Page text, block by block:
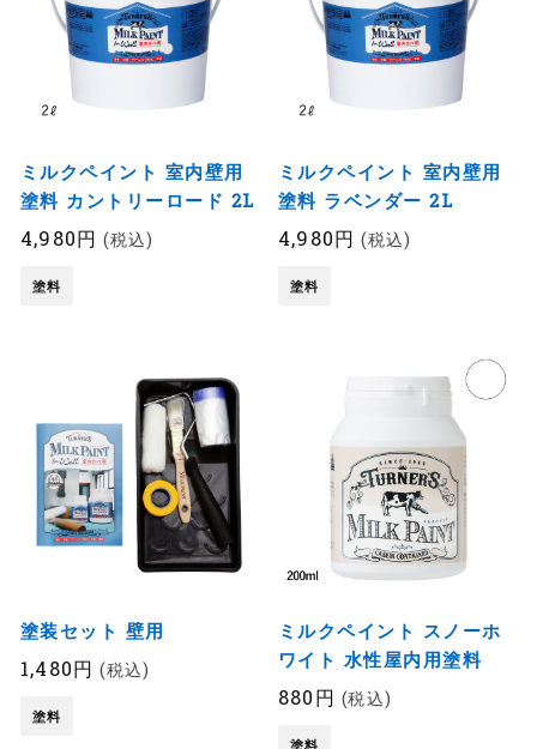
ミルクペイント 室内壁用
塗料 カントリーロード 2L
4,980円 (税込)
塗料
ミルクペイント 室内壁用
塗料 ラベンダー 2L
4,980円 (税込)
塗料
塗装セット 壁用
1,480円 (税込)
塗料
ミルクペイント スノーホ
ワイト 水性屋内用塗料
880円 (税込)
塗料